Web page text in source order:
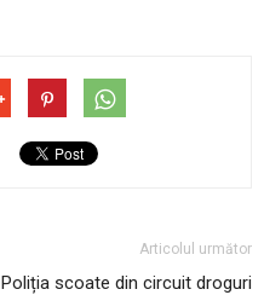
Articolul următor
Poliția scoate din circuit droguri